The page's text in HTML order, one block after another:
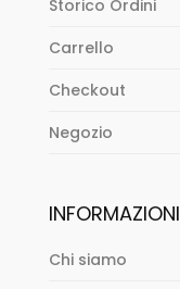
Storico Ordini
Carrello
Checkout
Negozio
INFORMAZIONI
Chi siamo